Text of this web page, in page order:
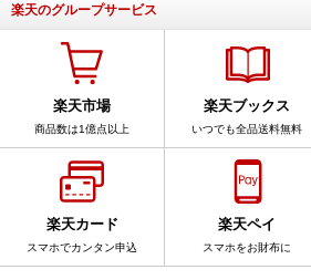
楽天のグループサービス
楽天市場
商品数は1億点以上
楽天ブックス
いつでも全品送料無料
楽天カード
スマホでカンタン申込
楽天ペイ
スマホをお財布に